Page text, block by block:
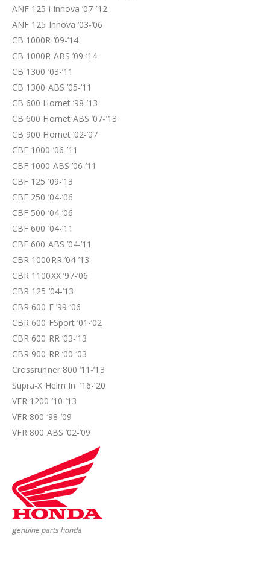
ANF 125 i Innova ’07-’12
ANF 125 Innova ’03-’06
CB 1000R ’09-’14
CB 1000R ABS ’09-’14
CB 1300 ’03-’11
CB 1300 ABS ’05-’11
CB 600 Hornet ’98-’13
CB 600 Hornet ABS ’07-’13
CB 900 Hornet ’02-’07
CBF 1000 ’06-’11
CBF 1000 ABS ’06-’11
CBF 125 ’09-’13
CBF 250 ’04-’06
CBF 500 ’04-’06
CBF 600 ’04-’11
CBF 600 ABS ’04-’11
CBR 1000RR ’04-’13
CBR 1100XX ’97-’06
CBR 125 ’04-’13
CBR 600 F ’99-’06
CBR 600 FSport ’01-’02
CBR 600 RR ’03-’13
CBR 900 RR ’00-’03
Crossrunner 800 ’11-’13
Supra-X Helm In ’16-’20
VFR 1200 ’10-’13
VFR 800 ’98-’09
VFR 800 ABS ’02-’09
genuine parts honda